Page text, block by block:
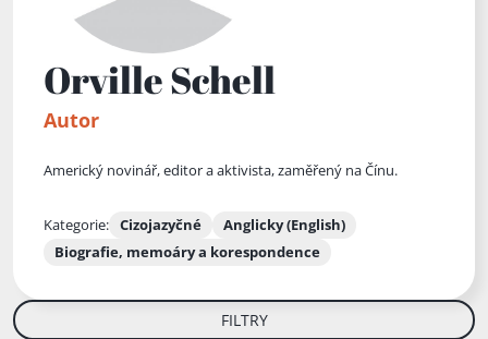
Orville Schell
Autor
Americký novinář, editor a aktivista, zaměřený na Čínu.
Kategorie: Cizojazyčné
Anglicky (English)
Biografie, memoáry a korespondence
FILTRY